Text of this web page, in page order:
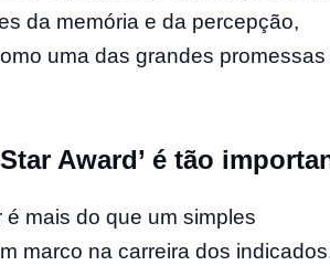
da memória e da percepção,
uma das grandes promessas
Award’ é tão
mais do que um simples
marco na carreira dos